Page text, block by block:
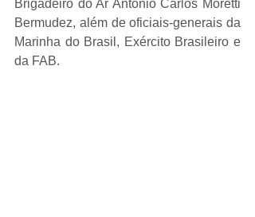
Brigadeiro do Ar Antonio Carlos Moretti
Bermudez, além de oficiais-generais da
Marinha do Brasil, Exército Brasileiro e
da FAB.